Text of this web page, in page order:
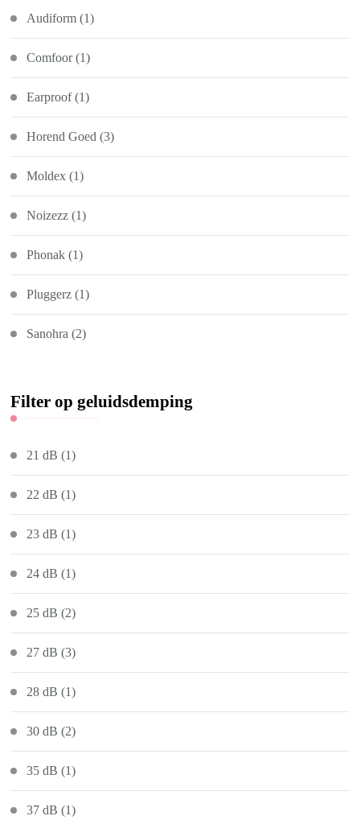
Audiform (1)
Comfoor (1)
Earproof (1)
Horend Goed (3)
Moldex (1)
Noizezz (1)
Phonak (1)
Pluggerz (1)
Sanohra (2)
Filter op geluidsdemping
21 dB (1)
22 dB (1)
23 dB (1)
24 dB (1)
25 dB (2)
27 dB (3)
28 dB (1)
30 dB (2)
35 dB (1)
37 dB (1)